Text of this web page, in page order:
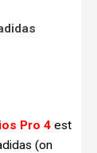
Pro 4 est
(on